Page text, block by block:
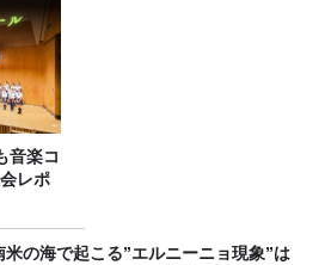
音楽コ
レポ
米の海で起こる”エルニーニョ現象”は